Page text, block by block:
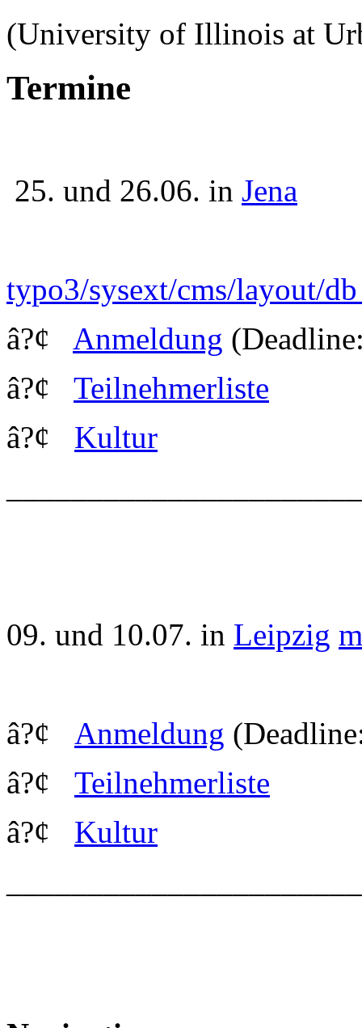
(University of Illinois at
Termine
25. und 26.06. in Jena
typo3/sysext/cms/layout/
â?¢ Anmeldung
â?¢ Teilnehmerliste
â?¢ Kultur
09. und 10.07. in Leipzig
â?¢ Anmeldung
â?¢ Teilnehmerliste
â?¢ Kultur